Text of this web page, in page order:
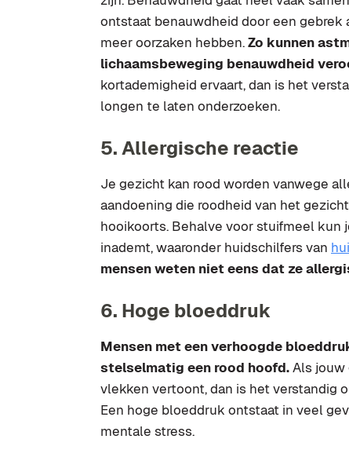
ontstaat benauwdheid door een gebrek
meer oorzaken hebben.Zo kunnen
lichaamsbeweging benauwdheid
kortademigheid ervaart, dan is het
longen te laten onderzoeken.
5. Allergische reactie
Je gezicht kan rood worden vanwege
aandoening die roodheid van het
hooikoorts. Behalve voor stuifmeel kun
inademt, waaronder huidschilfers van
mensen weten niet eens dat ze
6. Hoge bloeddruk
Mensen met een verhoogde
stelselmatig een rood hoofd.Als jouw
vlekken vertoont, dan is het verstandig
Een hoge bloeddruk ontstaat in veel
mentale stress.